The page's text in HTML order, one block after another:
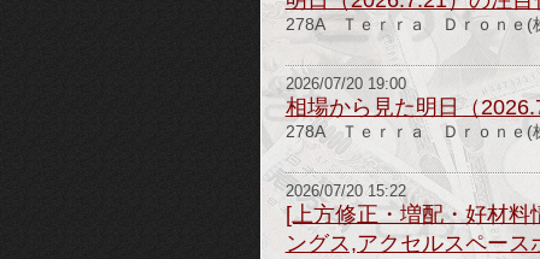
278A Ｔｅｒｒａ Ｄｒｏｎｅ(
2026/07/20 19:00
相場から見た明日（
278A Ｔｅｒｒａ Ｄｒｏｎｅ(
2026/07/20 15:22
[上方修正・増配・好材
ングス,アクセルスペー